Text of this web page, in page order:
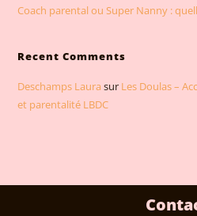
Coach parental ou Super Nanny :
Recent Comments
Deschamps Laura sur Les Doulas –
et parentalité LBDC